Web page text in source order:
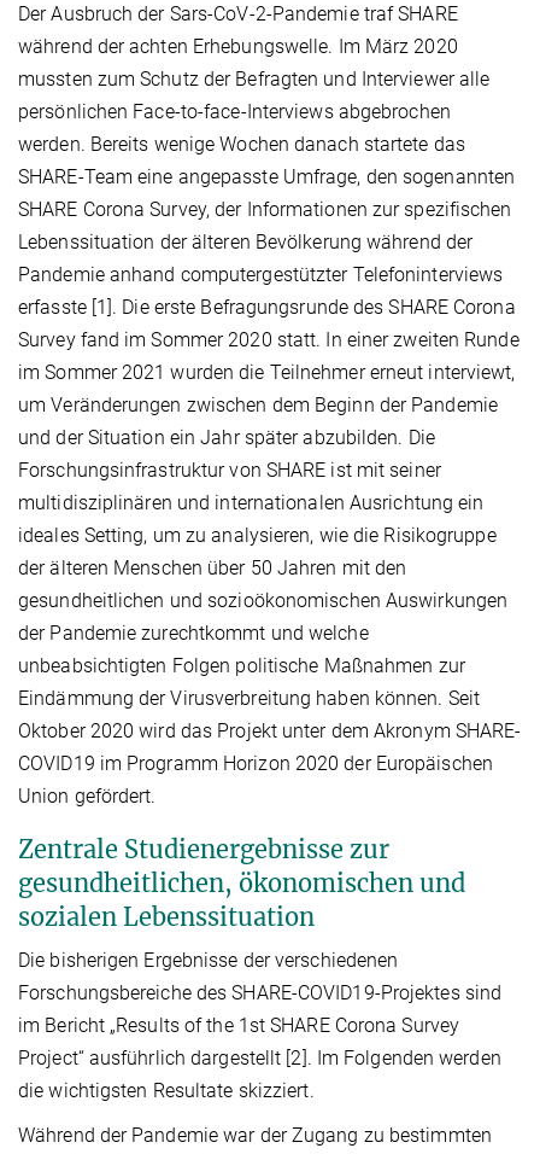
Der Ausbruch der Sars-CoV-2-Pandemie traf SHARE
während der achten Erhebungswelle. Im März 2020
mussten zum Schutz der Befragten und Interviewer alle
persönlichen Face-to-face-Interviews abgebrochen
werden. Bereits wenige Wochen danach startete das
SHARE-Team eine angepasste Umfrage, den sogenannten
SHARE Corona Survey, der Informationen zur spezifischen
Lebenssituation der älteren Bevölkerung während der
Pandemie anhand computergestützter Telefoninterviews
erfasste [1]. Die erste Befragungsrunde des SHARE Corona
Survey fand im Sommer 2020 statt. In einer zweiten Runde
im Sommer 2021 wurden die Teilnehmer erneut interviewt,
um Veränderungen zwischen dem Beginn der Pandemie
und der Situation ein Jahr später abzubilden. Die
Forschungsinfrastruktur von SHARE ist mit seiner
multidisziplinären und internationalen Ausrichtung ein
ideales Setting, um zu analysieren, wie die Risikogruppe
der älteren Menschen über 50 Jahren mit den
gesundheitlichen und sozioökonomischen Auswirkungen
der Pandemie zurechtkommt und welche
unbeabsichtigten Folgen politische Maßnahmen zur
Eindämmung der Virusverbreitung haben können. Seit
Oktober 2020 wird das Projekt unter dem Akronym SHARE-
COVID19 im Programm Horizon 2020 der Europäischen
Union gefördert.
Zentrale Studienergebnisse zur
gesundheitlichen, ökonomischen und
sozialen Lebenssituation
Die bisherigen Ergebnisse der verschiedenen
Forschungsbereiche des SHARE-COVID19-Projektes sind
im Bericht „Results of the 1st SHARE Corona Survey
Project“ ausführlich dargestellt [2]. Im Folgenden werden
die wichtigsten Resultate skizziert.
Während der Pandemie war der Zugang zu bestimmten